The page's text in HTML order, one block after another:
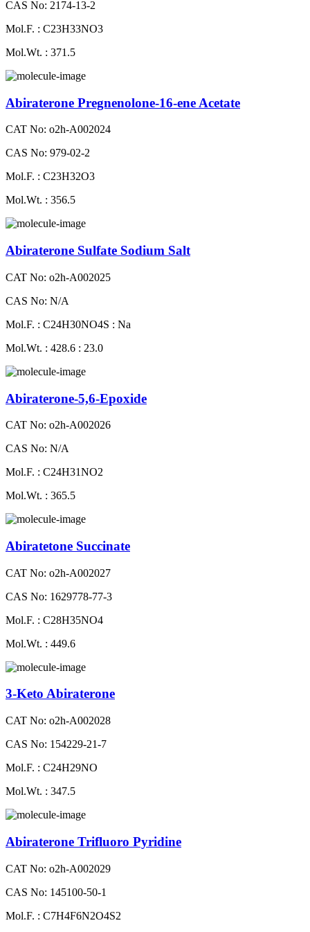
CAS No: 2174-13-2
Mol.F. : C23H33NO3
Mol.Wt. : 371.5
Abiraterone Pregnenolone-16-ene Acetate
CAT No: o2h-A002024
CAS No: 979-02-2
Mol.F. : C23H32O3
Mol.Wt. : 356.5
Abiraterone Sulfate Sodium Salt
CAT No: o2h-A002025
CAS No: N/A
Mol.F. : C24H30NO4S : Na
Mol.Wt. : 428.6 : 23.0
Abiraterone-5,6-Epoxide
CAT No: o2h-A002026
CAS No: N/A
Mol.F. : C24H31NO2
Mol.Wt. : 365.5
Abiratetone Succinate
CAT No: o2h-A002027
CAS No: 1629778-77-3
Mol.F. : C28H35NO4
Mol.Wt. : 449.6
3-Keto Abiraterone
CAT No: o2h-A002028
CAS No: 154229-21-7
Mol.F. : C24H29NO
Mol.Wt. : 347.5
Abiraterone Trifluoro Pyridine
CAT No: o2h-A002029
CAS No: 145100-50-1
Mol.F. : C7H4F6N2O4S2